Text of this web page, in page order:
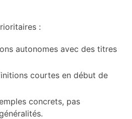
:
autonomes avec des titres
courtes en début de
concrets, pas